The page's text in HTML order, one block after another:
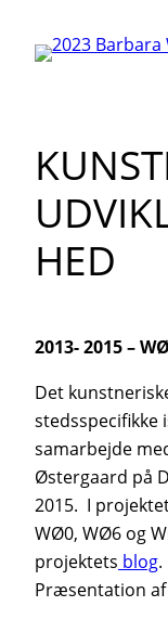
HED
2013- 2015 –
Det
stedsspecifikke
samarbejde
Østergaard på
2015. I
WØ0, WØ6 og
projektets blog.
Præsentation